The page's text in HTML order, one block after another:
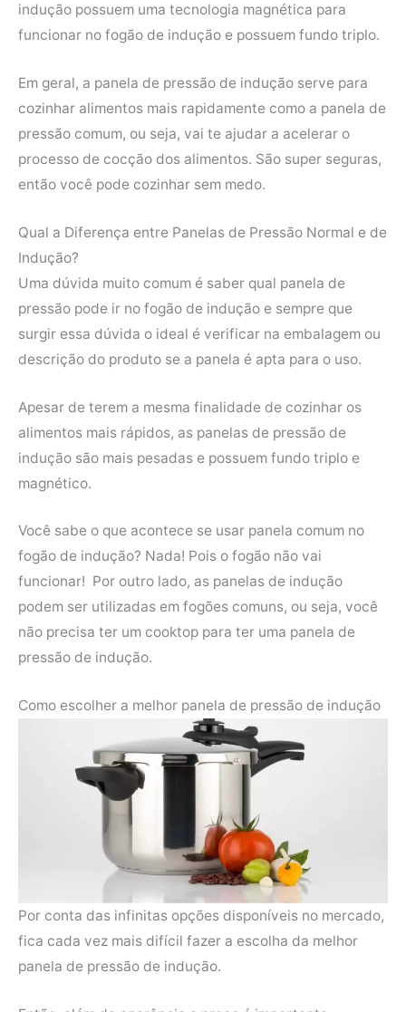
indução possuem uma tecnologia magnética para
funcionar no fogão de indução e possuem fundo triplo.
Em geral, a panela de pressão de indução serve para
cozinhar alimentos mais rapidamente como a panela de
pressão comum, ou seja, vai te ajudar a acelerar o
processo de cocção dos alimentos. São super seguras,
então você pode cozinhar sem medo.
Qual a Diferença entre Panelas de Pressão Normal e de
Indução?
Uma dúvida muito comum é saber qual panela de
pressão pode ir no fogão de indução e sempre que
surgir essa dúvida o ideal é verificar na embalagem ou
descrição do produto se a panela é apta para o uso.
Apesar de terem a mesma finalidade de cozinhar os
alimentos mais rápidos, as panelas de pressão de
indução são mais pesadas e possuem fundo triplo e
magnético.
Você sabe o que acontece se usar panela comum no
fogão de indução? Nada! Pois o fogão não vai
funcionar! Por outro lado, as panelas de indução
podem ser utilizadas em fogões comuns, ou seja, você
não precisa ter um cooktop para ter uma panela de
pressão de indução.
Como escolher a melhor panela de pressão de indução
Por conta das infinitas opções disponíveis no mercado,
fica cada vez mais difícil fazer a escolha da melhor
panela de pressão de indução.